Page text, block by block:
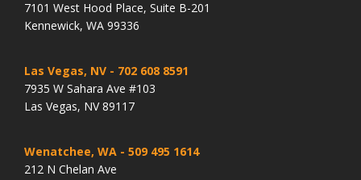
7101 West Hood Place, Suite B-201
Kennewick, WA 99336
Las Vegas, NV - 702 608 8591
7935 W Sahara Ave #103
Las Vegas, NV 89117
Wenatchee, WA - 509 495 1614
212 N Chelan Ave